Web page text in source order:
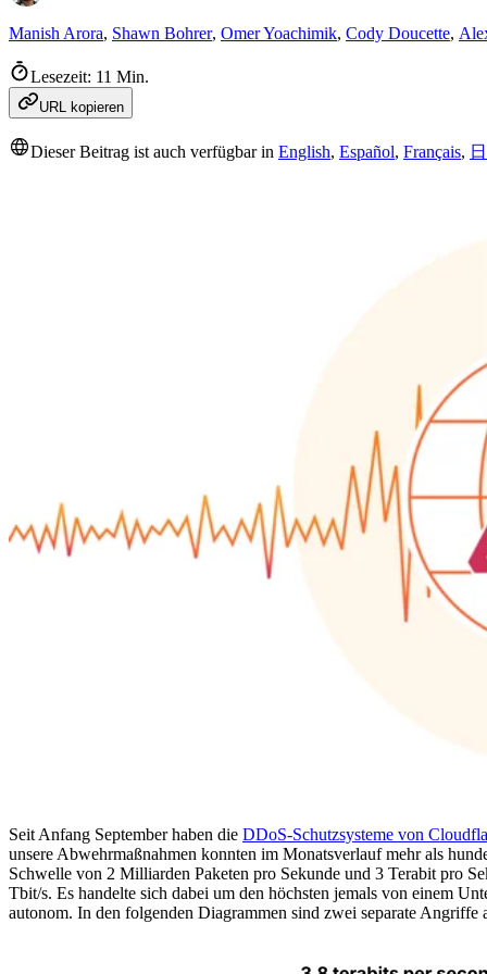
Manish Arora, Shawn Bohrer, Omer Yoachimik, Cody Doucette,
Lesezeit: 11 Min.
URL kopieren
Dieser Beitrag ist auch verfügbar in English, Español, Français,
Seit Anfang September haben die DDoS-Schutzsysteme von
unsere Abwehrmaßnahmen konnten im Monatsverlauf mehr als
Schwelle von 2 Milliarden Paketen pro Sekunde und 3 Terabit pro
Tbit/s. Es handelte sich dabei um den höchsten jemals von einem
autonom. In den folgenden Diagrammen sind zwei separate